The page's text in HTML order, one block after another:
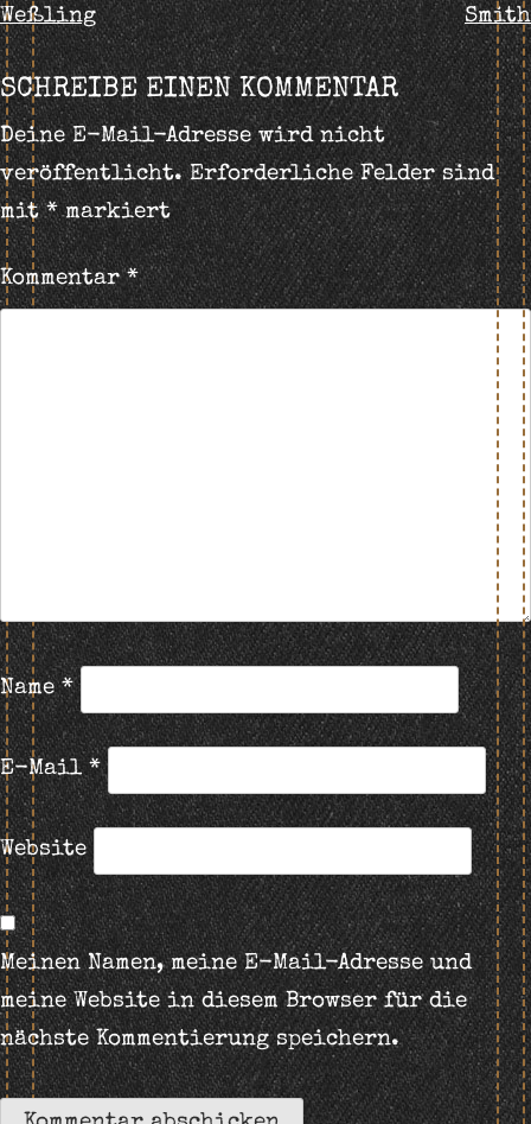
NAVIGATION
Weßling
Smith
SCHREIBE EINEN KOMMENTAR
Deine E-Mail-Adresse wird nicht
veröffentlicht. Erforderliche Felder sind
mit*markiert
Kommentar*
Name*
E-Mail*
Website
Meinen Namen, meine E-Mail-Adresse und
meine Website in diesem Browser für die
nächste Kommentierung speichern.